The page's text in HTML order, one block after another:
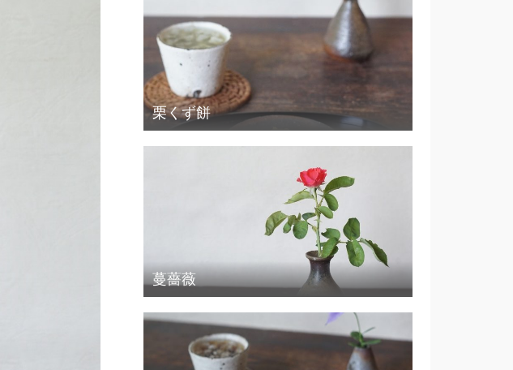
栗くず餅
蔓薔薇